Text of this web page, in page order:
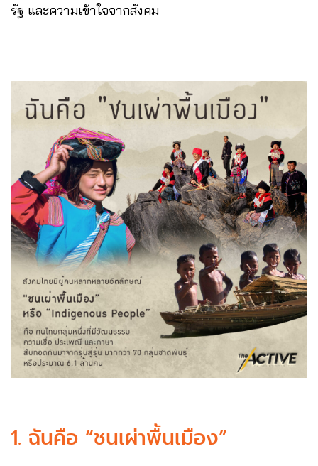
รัฐ และความเข้าใจจากสังคม
1. ฉันคือ “ชนเผ่าพื้นเมือง”